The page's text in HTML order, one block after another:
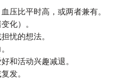
压比平时高，或两者兼有。
化）。
忧的想法。
和活动兴趣减退。
发。